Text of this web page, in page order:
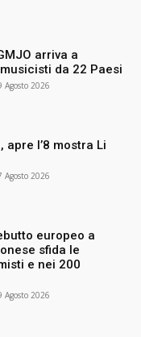
arriva a
da 22 Paesi
Agosto 2026
apre l’8 mostra Li
Agosto 2026
europeo a
sfida le
e nei 200
Agosto 2026